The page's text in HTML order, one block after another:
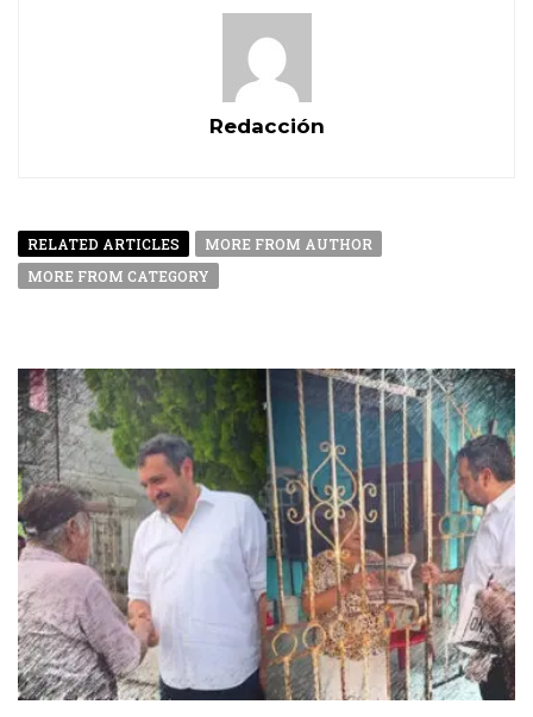
Redacción
RELATED ARTICLES
MORE FROM AUTHOR
MORE FROM CATEGORY